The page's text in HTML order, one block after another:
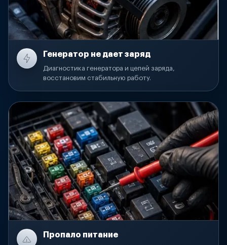
Генератор не дает заряд
Диагностика генератора и цепей заряда,
восстановим стабильную работу.
Пропало питание